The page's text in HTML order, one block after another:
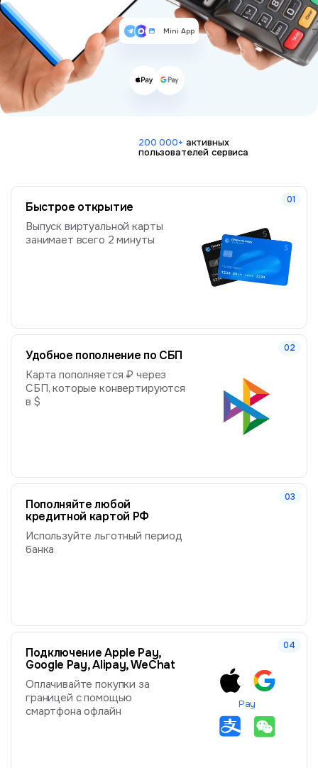
Mini App
200 000+ активных
пользователей сервиса
Быстрое открытие
Выпуск виртуальной карты
занимает всего 2 минуты
Удобное пополнение по СБП
Карта пополняется ₽ через
СБП, которые конвертируются
в $
Пополняйте любой
кредитной картой РФ
Используйте льготный период
банка
Подключение Apple Pay,
Google Pay, Alipay, WeChat
Оплачивайте покупки за
границей с помощью
смартфона офлайн
Pay